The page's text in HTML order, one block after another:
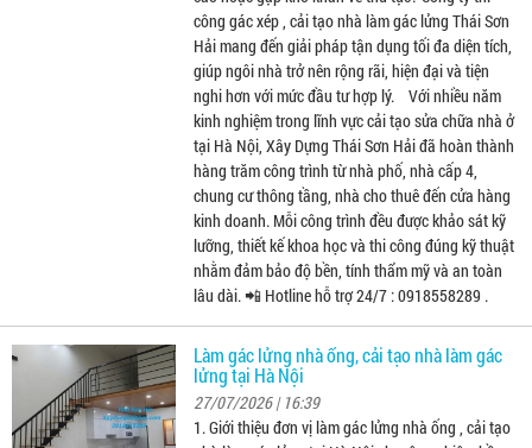
công gác xép , cải tạo nhà làm gác lửng Thái Sơn
Hải mang đến giải pháp tận dụng tối đa diện tích,
giúp ngôi nhà trở nên rộng rãi, hiện đại và tiện
nghi hơn với mức đầu tư hợp lý. Với nhiều năm
kinh nghiệm trong lĩnh vực cải tạo sửa chữa nhà ở
tại Hà Nội, Xây Dựng Thái Sơn Hải đã hoàn thành
hàng trăm công trình từ nhà phố, nhà cấp 4,
chung cư thông tầng, nhà cho thuê đến cửa hàng
kinh doanh. Mỗi công trình đều được khảo sát kỹ
lưỡng, thiết kế khoa học và thi công đúng kỹ thuật
nhằm đảm bảo độ bền, tính thẩm mỹ và an toàn
lâu dài. 📲 Hotline hỗ trợ 24/7 : 0918558289 .
Làm gác lửng nhà ống, cải tạo nhà làm gác
lửng tại Hà Nội
27/07/2026 | 16:39
1. Giới thiệu đơn vị làm gác lửng nhà ống , cải tạo